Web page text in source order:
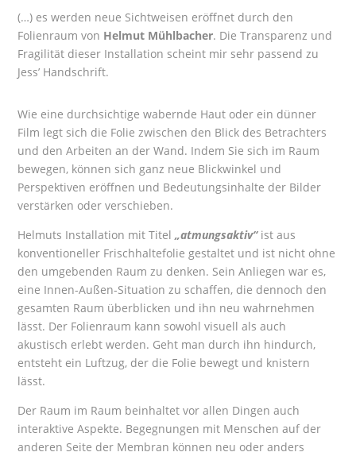
(…) es werden neue Sichtweisen eröffnet durch den
Folienraum von Helmut Mühlbacher. Die Transparenz und
Fragilität dieser Installation scheint mir sehr passend zu
Jess’ Handschrift.
Wie eine durchsichtige wabernde Haut oder ein dünner
Film legt sich die Folie zwischen den Blick des Betrachters
und den Arbeiten an der Wand. Indem Sie sich im Raum
bewegen, können sich ganz neue Blickwinkel und
Perspektiven eröffnen und Bedeutungsinhalte der Bilder
verstärken oder verschieben.
Helmuts Installation mit Titel„atmungsaktiv“ist aus
konventioneller Frischhaltefolie gestaltet und ist nicht ohne
den umgebenden Raum zu denken. Sein Anliegen war es,
eine Innen-Außen-Situation zu schaffen, die dennoch den
gesamten Raum überblicken und ihn neu wahrnehmen
lässt. Der Folienraum kann sowohl visuell als auch
akustisch erlebt werden. Geht man durch ihn hindurch,
entsteht ein Luftzug, der die Folie bewegt und knistern
lässt.
Der Raum im Raum beinhaltet vor allen Dingen auch
interaktive Aspekte. Begegnungen mit Menschen auf der
anderen Seite der Membran können neu oder anders